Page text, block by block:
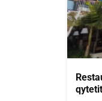
qytetit